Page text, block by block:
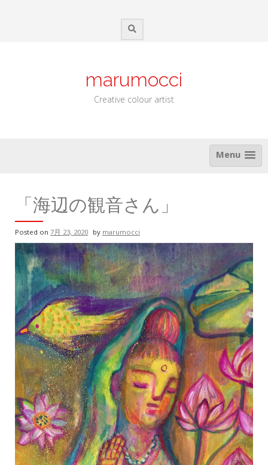
marumocci
Creative colour artist
Menu
「海辺の観音さん」
Posted on 7月 23, 2020 bymarumocci